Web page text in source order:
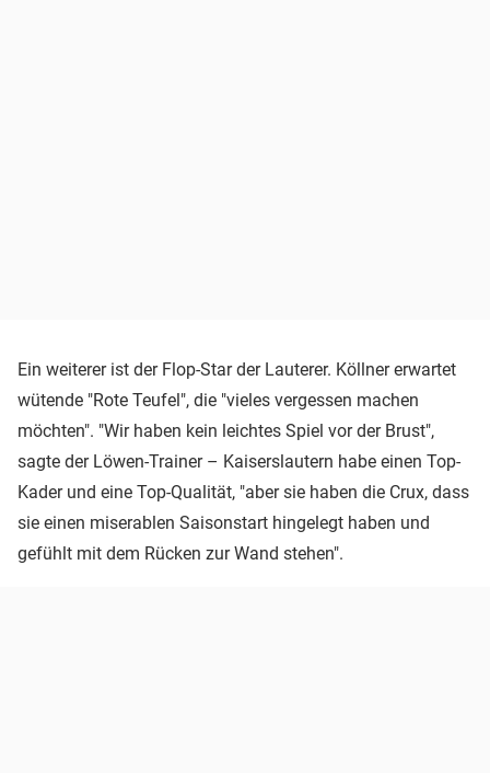
Ein weiterer ist der Flop-Star der Lauterer. Köllner erwartet
wütende "Rote Teufel", die "vieles vergessen machen
möchten". "Wir haben kein leichtes Spiel vor der Brust",
sagte der Löwen-Trainer – Kaiserslautern habe einen Top-
Kader und eine Top-Qualität, "aber sie haben die Crux, dass
sie einen miserablen Saisonstart hingelegt haben und
gefühlt mit dem Rücken zur Wand stehen".